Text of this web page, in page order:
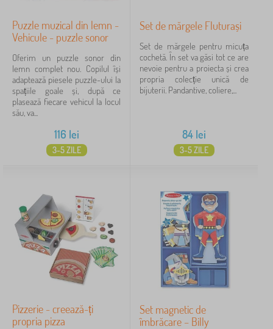
Puzzle muzical din lemn -
Vehicule - puzzle sonor
Oferim un puzzle sonor din
lemn complet nou. Copilul își
adaptează piesele puzzle-ului la
spațiile goale și, după ce
plasează fiecare vehicul la locul
său, va...
116 lei
3-5 ZILE
Set de mărgele Fluturași
Set de mărgele pentru micuța
cochetă. În set va găsi tot ce are
nevoie pentru a proiecta și crea
propria colecție unică de
bijuterii. Pandantive, coliere,...
84 lei
3-5 ZILE
Pizzerie - creează-ți
propria pizza
Set magnetic de
îmbrăcare – Billy